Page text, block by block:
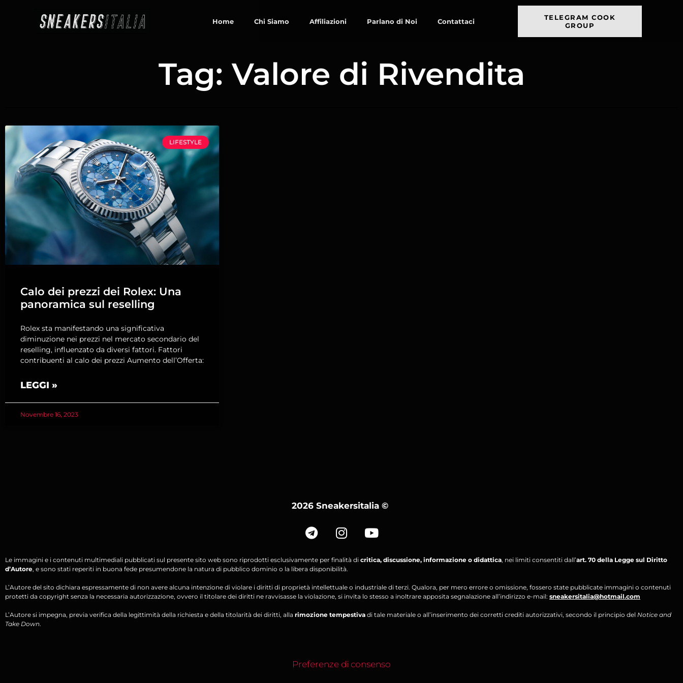
Home Chi Siamo Affiliazioni Parlano di Noi Contattaci
TELEGRAM COOK
GROUP
Tag: Valore di Rivendita
LIFESTYLE
Calo dei prezzi dei Rolex: Una
panoramica sul reselling
Rolex sta manifestando una significativa
diminuzione nei prezzi nel mercato secondario del
reselling, influenzato da diversi fattori. Fattori
contribuenti al calo dei prezzi Aumento dell’Offerta:
LEGGI »
Novembre 16, 2023
2026 Sneakersitalia©
Le immagini e i contenuti multimediali pubblicati sul presente sito web sono riprodotti esclusivamente per finalità di critica, discussione, informazione o didattica, nei limiti consentiti dall’art. 70 della Legge sul Diritto
d’Autore, e sono stati reperiti in buona fede presumendone la natura di pubblico dominio o la libera disponibilità.
L’Autore del sito dichiara espressamente di non avere alcuna intenzione di violare i diritti di proprietà intellettuale o industriale di terzi. Qualora, per mero errore o omissione, fossero state pubblicate immagini o contenuti
protetti da copyright senza la necessaria autorizzazione, ovvero il titolare dei diritti ne ravvisasse la violazione, si invita lo stesso a inoltrare apposita segnalazione all’indirizzo e-mail: sneakersitalia@hotmail.com
L’Autore si impegna, previa verifica della legittimità della richiesta e della titolarità dei diritti, alla rimozione tempestiva di tale materiale o all’inserimento dei corretti crediti autorizzativi, secondo il principio del Notice and
Take Down.
Preferenze di consenso